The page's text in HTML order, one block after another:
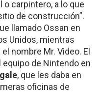
o carpintero, a lo que
de construcción”.
llamado Ossan en
Unidos, mientras
nombre Mr. Video. El
de Nintendo en
, que les daba en
oficinas de